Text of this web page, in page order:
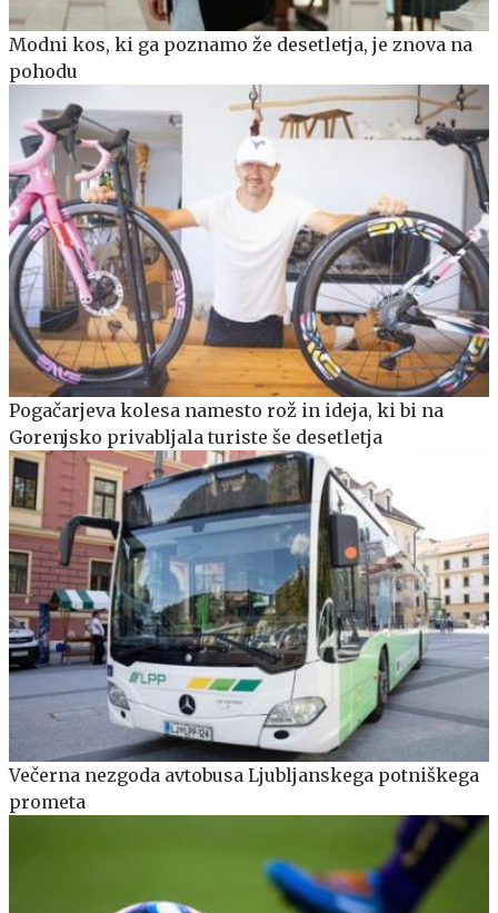
Modni kos, ki ga poznamo že desetletja, je znova na
pohodu
Pogačarjeva kolesa namesto rož in ideja, ki bi na
Gorenjsko privabljala turiste še desetletja
Večerna nezgoda avtobusa Ljubljanskega potniškega
prometa